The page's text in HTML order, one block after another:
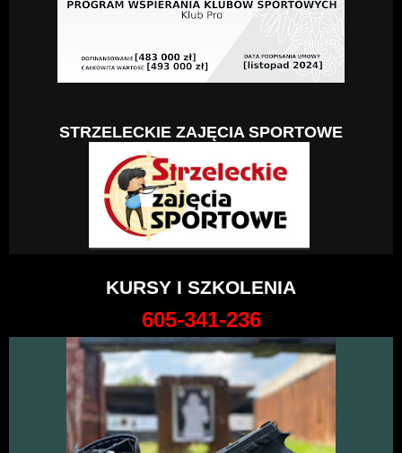
STRZELECKIE ZAJĘCIA SPORTOWE
KURSY I SZKOLENIA
605-341-236